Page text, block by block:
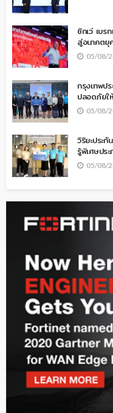
ซิกเว่ เบร
สู่อนาคตยุ
05/08/
กรุงเทพป
ปลอดภัยใ
05/08/
วิริยะประ
รู้พิเศษปร
05/08/